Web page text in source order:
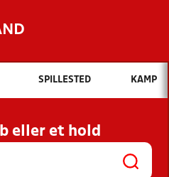
Hvad vil du søge efter?
INDHOLD OG NYHEDER
KLUBBER OG
SPILLESTED KAMP
eller et hold